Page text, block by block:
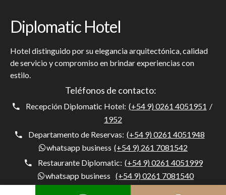
Diplomatic Hotel
Hotel distinguido por su elegancia arquitectónica, calidad
de servicio y compromiso en brindar experiencias con
estilo.
Teléfonos de contacto:
Recepción Diplomatic Hotel: (+54 9) 0261 4051951 /
1952
Departamento de Reservas: (+54 9) 0261 4051948
whatsapp business (+54 9) 261 7081542
Restaurante Diplomatic: (+54 9) 0261 4051999
whatsapp business (+54 9) 0261 7081540